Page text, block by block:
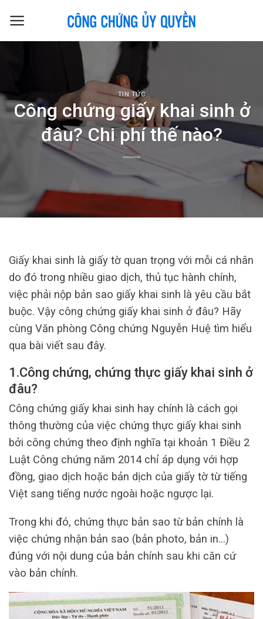
TIN TỨC
Công chứng giấy khai sinh ở
đâu? Chi phí thế nào?
Giấy khai sinh là giấy tờ quan trọng với mỗi cá nhân
do đó trong nhiều giao dịch, thủ tục hành chính,
việc phải nộp bản sao giấy khai sinh là yêu cầu bắt
buộc. Vậy công chứng giấy khai sinh ở đâu? Hãy
cùng Văn phòng Công chứng Nguyễn Huệ tìm hiểu
qua bài viết sau đây.
1.Công chứng, chứng thực giấy khai sinh ở
đâu?
Công chứng giấy khai sinh hay chính là cách gọi
thông thường của việc chứng thực giấy khai sinh
bởi công chứng theo định nghĩa tại khoản 1 Điều 2
Luật Công chứng năm 2014 chỉ áp dụng với hợp
đồng, giao dịch hoặc bản dịch của giấy tờ từ tiếng
Việt sang tiếng nước ngoài hoặc ngược lại.
Trong khi đó, chứng thực bản sao từ bản chính là
việc chứng nhận bản sao (bản photo, bản in…)
đúng với nội dung của bản chính sau khi căn cứ
vào bản chính.